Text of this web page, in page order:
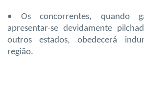
• Os concorrentes, quando
apresentar-se devidamente
outros estados, obedecerá
região.